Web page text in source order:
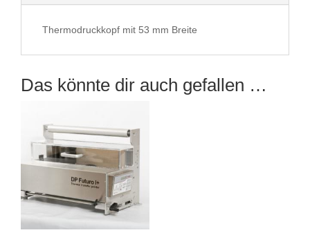
Thermodruckkopf mit 53 mm Breite
Das könnte dir auch gefallen …